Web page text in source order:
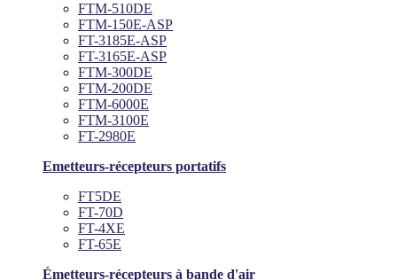
FTM-510DE
FTM-150E-ASP
FT-3185E-ASP
FT-3165E-ASP
FTM-300DE
FTM-200DE
FTM-6000E
FTM-3100E
FT-2980E
Emetteurs-récepteurs portatifs
FT5DE
FT-70D
FT-4XE
FT-65E
Émetteurs-récepteurs à bande d'air